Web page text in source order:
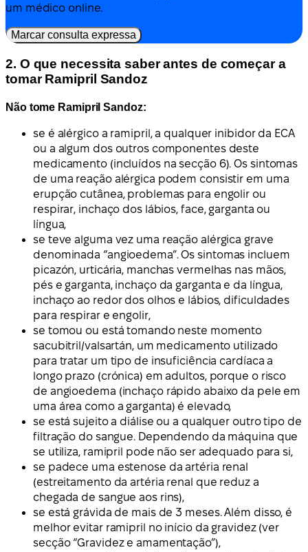
um médico online.
Marcar consulta expressa
2. O que necessita saber antes de começar a
tomar Ramipril Sandoz
Não tome Ramipril Sandoz:
se é alérgico a ramipril, a qualquer inibidor da ECA
ou a algum dos outros componentes deste
medicamento (incluídos na secção 6). Os sintomas
de uma reação alérgica podem consistir em uma
erupção cutânea, problemas para engolir ou
respirar, inchaço dos lábios, face, garganta ou
língua,
se teve alguma vez uma reação alérgica grave
denominada “angioedema”. Os sintomas incluem
picazón, urticária, manchas vermelhas nas mãos,
pés e garganta, inchaço da garganta e da língua,
inchaço ao redor dos olhos e lábios, dificuldades
para respirar e engolir,
se tomou ou está tomando neste momento
sacubitril/valsartán, um medicamento utilizado
para tratar um tipo de insuficiência cardíaca a
longo prazo (crónica) em adultos, porque o risco
de angioedema (inchaço rápido abaixo da pele em
uma área como a garganta) é elevado,
se está sujeito a diálise ou a qualquer outro tipo de
filtração do sangue. Dependendo da máquina que
se utiliza, ramipril pode não ser adequado para si,
se padece uma estenose da artéria renal
(estreitamento da artéria renal que reduz a
chegada de sangue aos rins),
se está grávida de mais de 3 meses. Além disso, é
melhor evitar ramipril no início da gravidez (ver
secção “Gravidez e amamentação”),